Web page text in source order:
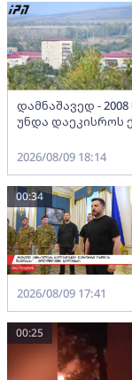
დამნაშავედ -
უნდა დაეკისროს
2026/08/09 18:14
00:34
2026/08/09 17:41
00:25